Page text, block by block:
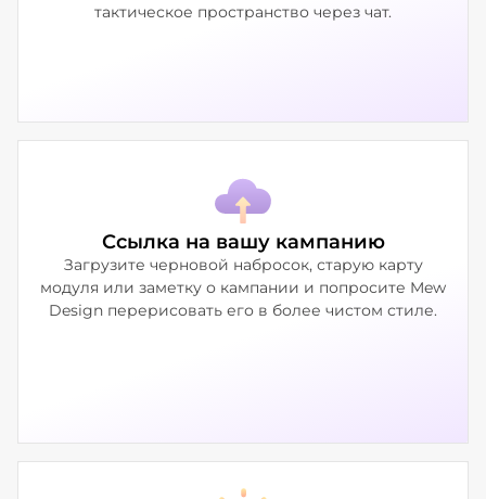
тактическое пространство через чат.
Ссылка на вашу кампанию
Загрузите черновой набросок, старую карту
модуля или заметку о кампании и попросите Mew
Design перерисовать его в более чистом стиле.